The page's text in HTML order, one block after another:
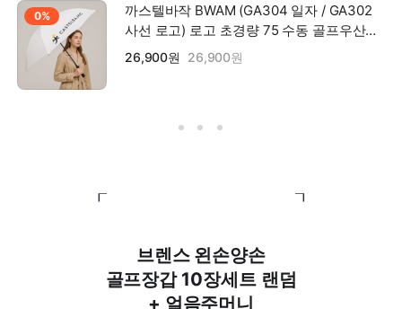
0%
까스텔바작 BWAM (GA304 일자 / GA302
사선 로고) 로고 초경량 75 수동 골프우산
택1
26,900원 26,900원
┎ ┒
브렌스 왼손양손
골프장갑 10장세트 랜덤
+ 얼음주머니